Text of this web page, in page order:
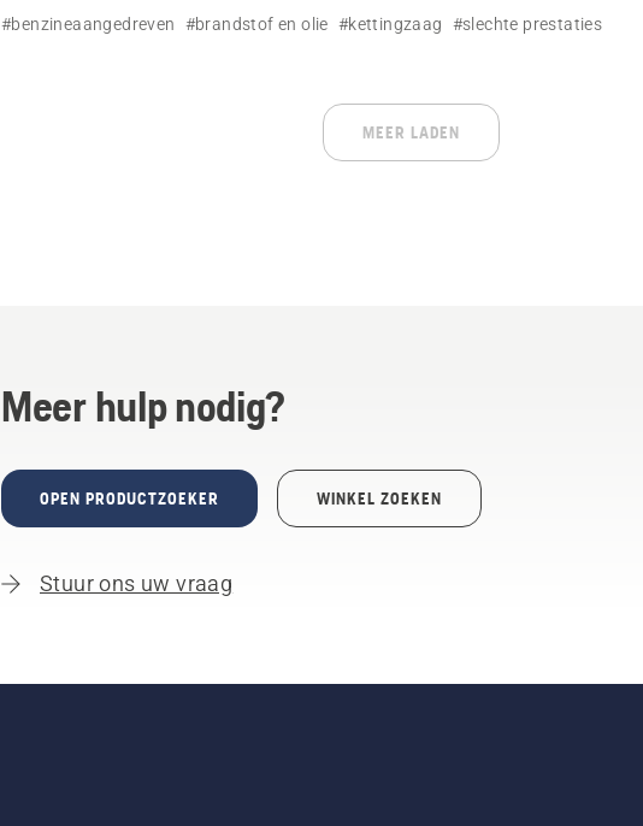
#benzineaangedreven #brandstof en olie #kettingzaag #slechte prestaties
MEER LADEN
Meer hulp nodig?
OPEN PRODUCTZOEKER WINKEL ZOEKEN
Stuur ons uw vraag